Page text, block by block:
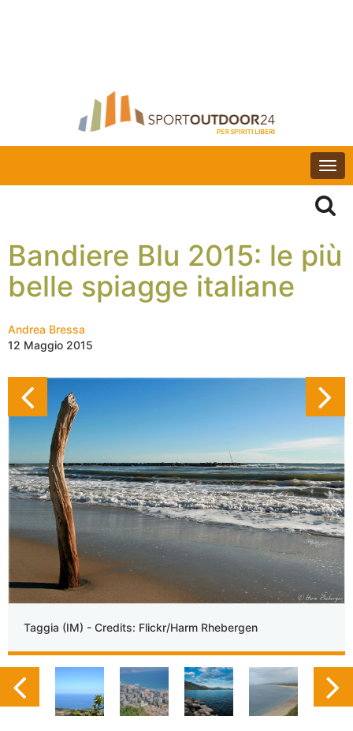
Bandiere Blu 2015: le più
belle spiagge italiane
Andrea Bressa
12 Maggio 2015
Taggia (IM) - Credits: Flickr/Harm Rhebergen